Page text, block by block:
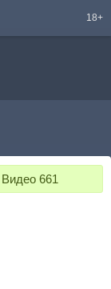
18+
Видео 661